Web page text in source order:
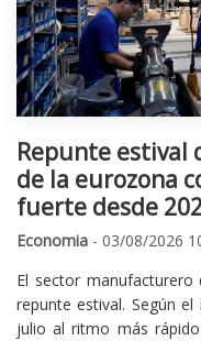
Repunte estival
de la eurozona
fuerte desde
Economia - 03/08/2026
El sector
repunte estival. Según
julio al ritmo más